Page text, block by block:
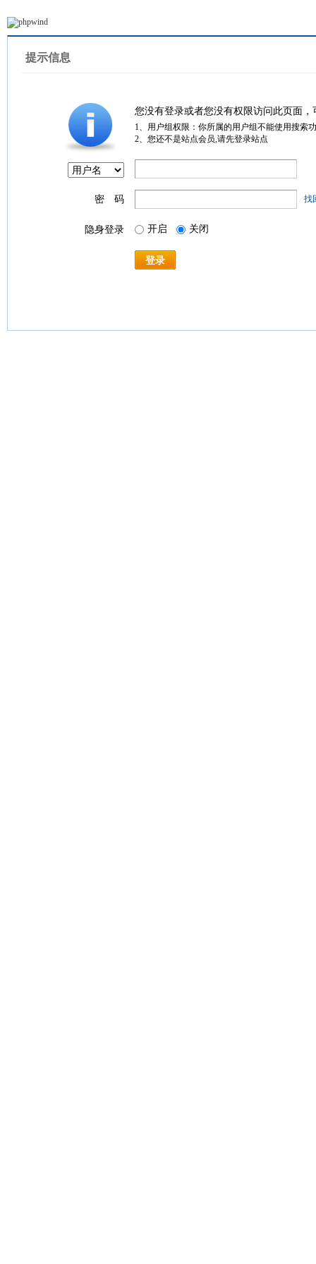
提示信息
您没有登录或者您没有权限访问此页面
1、用户组权限：你所属的用户组不能使用搜索
2、您还不是站点会员,请先登录站点
密 码 找
隐身登录 开启 关闭
登录